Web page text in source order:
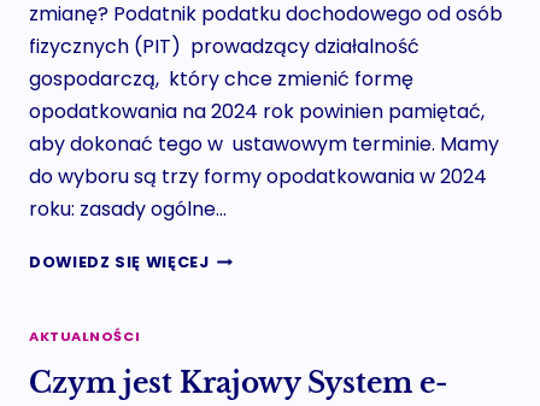
zmianę? Podatnik podatku dochodowego od osób
fizycznych (PIT) prowadzący działalność
gospodarczą, który chce zmienić formę
opodatkowania na 2024 rok powinien pamiętać,
aby dokonać tego w ustawowym terminie. Mamy
do wyboru są trzy formy opodatkowania w 2024
roku: zasady ogólne…
DOWIEDZ SIĘ WIĘCEJZMIANA
ROKU
AKTUALNOŚCI
Czym jest Krajowy System e-